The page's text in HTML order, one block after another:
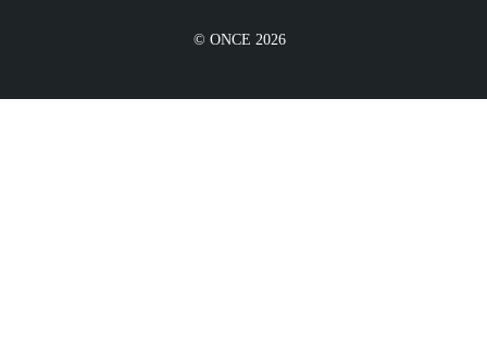
© ONCE 2026